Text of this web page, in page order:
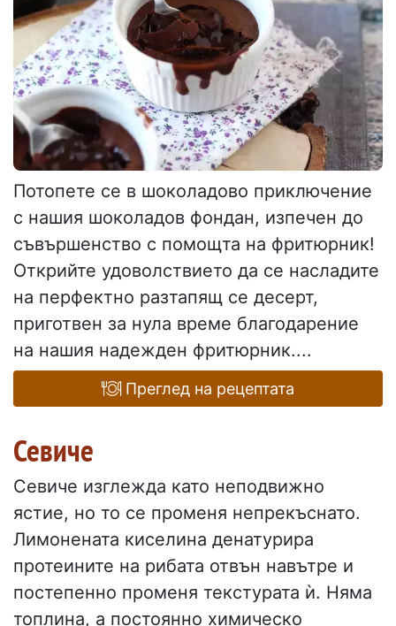
Потопете се в шоколадово приключение
с нашия шоколадов фондан, изпечен до
съвършенство с помощта на фритюрник!
Открийте удоволствието да се насладите
на перфектно разтапящ се десерт,
приготвен за нула време благодарение
на нашия надежден фритюрник....
Преглед на рецептата
Севиче
Севиче изглежда като неподвижно
ястие, но то се променя непрекъснато.
Лимонената киселина денатурира
протеините на рибата отвън навътре и
постепенно променя текстурата ѝ. Няма
топлина, а постоянно химическо